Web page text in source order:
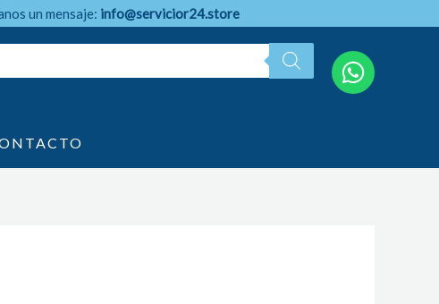
un mensaje: info@servicior24.store